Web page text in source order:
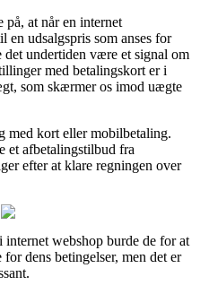
på, at når en internet
udsalgspris som anses for
undertiden være et signal om
med betalingskort er i
som skærmer os imod uægte
med kort eller mobilbetaling.
et afbetalingstilbud fra
efter at klare regningen over
webshop burde de for at
dens betingelser, men det er